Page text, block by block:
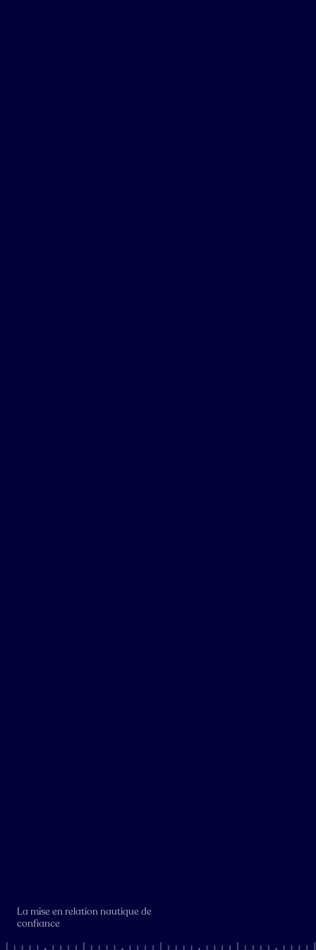
La mise en relation nautique de
confiance